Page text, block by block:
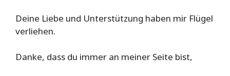
Deine Liebe und Unterstützung haben mir Flügel
verliehen.
Danke, dass du immer an meiner Seite bist,